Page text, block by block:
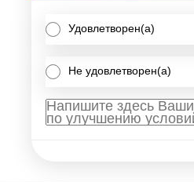
Удовлетворен(а)
Не удовлетворен(а)